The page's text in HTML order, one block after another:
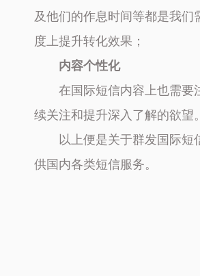
及他们的作息时间等都是我
度上提升转化效果；
内容个性化
在国际短信内容上也需要
续关注和提升深入了解的欲望
以上便是关于群发国际
供国内各类短信服务。